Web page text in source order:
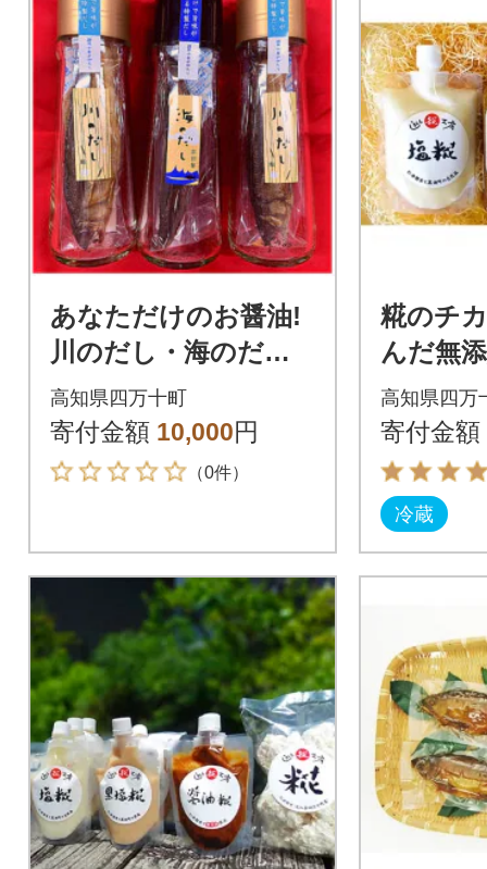
あなただけのお醤油!
川のだし・海のだし
セット♪ Ess-24
高知県四万十町
寄付金額 10,000円
（0件）
糀のチ
んだ無
お試し
高知県四万
寄付金額
冷蔵